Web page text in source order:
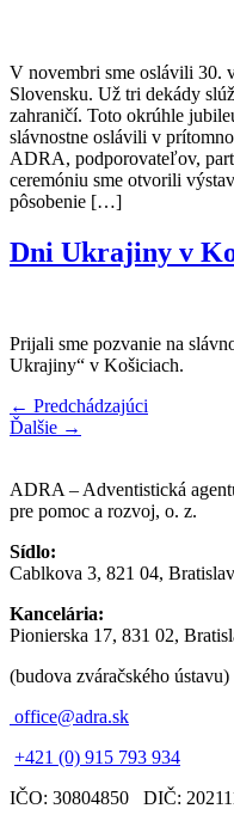
V novembri sme oslávili 30.
Slovensku. Už tri dekády
zahraničí. Toto okrúhle
slávnostne oslávili v
ADRA, podporovateľov,
ceremóniu sme otvorili
pôsobenie […]
Dni Ukrajiny v
Prijali sme pozvanie na
Ukrajiny“ v Košiciach.
← Predchádzajúci
Ďalšie →
ADRA – Adventistická
pre pomoc a rozvoj, o. z.
Sídlo:
Cablkova 3, 821 04,
Kancelária:
Pionierska 17, 831 02,
(budova zváračského ústavu)
office@adra.sk
+421 (0) 915 793 934
IČO: 30804850 DIČ: